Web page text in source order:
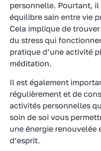
personnelle. Pourtant,
équilibre sain entre vie
Cela implique de
du stress qui
pratique d’une activité
méditation.
Il est également
régulièrement et de
activités personnelles
soin de soi vous
une énergie renouvelée
d’esprit.